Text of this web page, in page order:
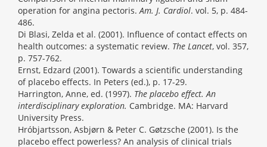
operation for angina pectoris.Am. J. Cardiol. vol. 5, p. 484-
486.
Di Blasi, Zelda et al. (2001). Influence of contact effects on
health outcomes: a systematic review. The Lancet, vol. 357,
p. 757-762.
Ernst, Edzard (2001). Towards a scientific understanding
of placebo effects. In Peters (ed.), p. 17-29.
Harrington, Anne, ed. (1997). The placebo effect. An
interdisciplinary exploration. Cambridge. MA: Harvard
University Press.
Hróbjartsson, Asbjørn & Peter C. Gøtzsche (2001). Is the
placebo effect powerless? An analysis of clinical trials